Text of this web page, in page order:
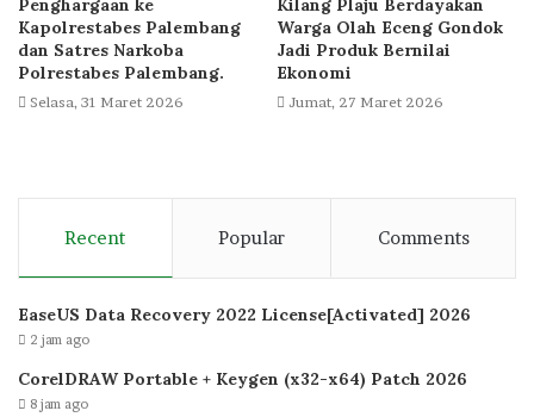
Kapolrestabes Palembang
dan Satres Narkoba
Polrestabes Palembang.
Selasa, 31 Maret 2026
Warga Olah Eceng Gondok
Jadi Produk Bernilai
Ekonomi
Jumat, 27 Maret 2026
Recent Popular Comments
EaseUS Data Recovery 2022 License[Activated] 2026
2 jam ago
CorelDRAW Portable + Keygen (x32-x64) Patch 2026
8 jam ago